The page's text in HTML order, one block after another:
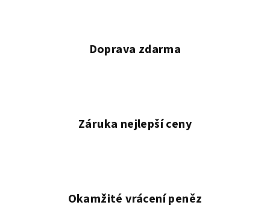
Doprava zdarma
Záruka nejlepší ceny
Okamžité vrácení peněz